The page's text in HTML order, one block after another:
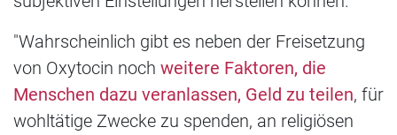
"Wahrscheinlich gibt es neben der Freisetzung
von Oxytocin noch weitere Faktoren, die
Menschen dazu veranlassen, Geld zu teilen, für
wohltätige Zwecke zu spenden, an religiösen